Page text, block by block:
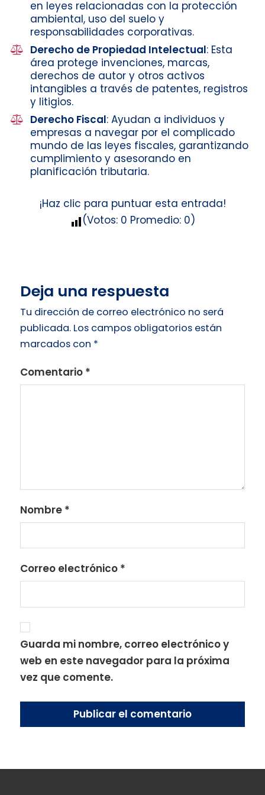
en leyes relacionadas con la protección
ambiental, uso del suelo y
responsabilidades corporativas.
Derecho de Propiedad Intelectual: Esta
área protege invenciones, marcas,
derechos de autor y otros activos
intangibles a través de patentes, registros
y litigios.
Derecho Fiscal: Ayudan a individuos y
empresas a navegar por el complicado
mundo de las leyes fiscales, garantizando
cumplimiento y asesorando en
planificación tributaria.
¡Haz clic para puntuar esta entrada!
(Votos: 0 Promedio: 0)
Deja una respuesta
Tu dirección de correo electrónico no será
publicada. Los campos obligatorios están
marcados con *
Comentario *
Nombre *
Correo electrónico *
Guarda mi nombre, correo electrónico y
web en este navegador para la próxima
vez que comente.